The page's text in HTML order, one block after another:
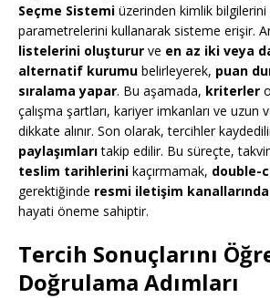
Seçme Sistemi üzerinden kimlik
parametrelerini kullanarak sisteme erişir.
listelerini oluşturur ve en az iki veya
alternatif kurumu belirleyerek, puan
sıralama yapar. Bu aşamada, kriterler
çalışma şartları, kariyer imkanları ve uzun
dikkate alınır. Son olarak, tercihler
paylaşımlarıtakip edilir. Bu süreçte,
teslim tarihlerini kaçırmamak, double-
gerektiğinde resmi iletişim
hayati öneme sahiptir.
Tercih Sonuçlarını
Doğrulama Adımları